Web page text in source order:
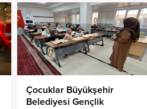
Çocuklar Büyükşehir
Belediyesi Gençlik